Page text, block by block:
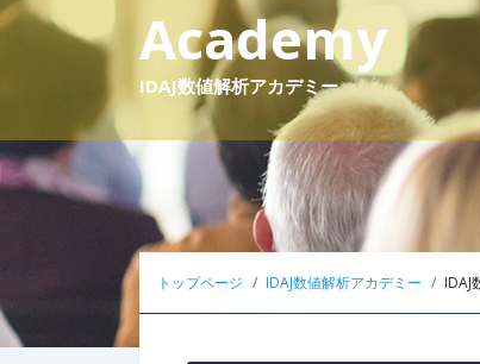
Academy
IDAJ数値解析アカデミー
トップページ IDAJ数値解析アカデミー IDAJ